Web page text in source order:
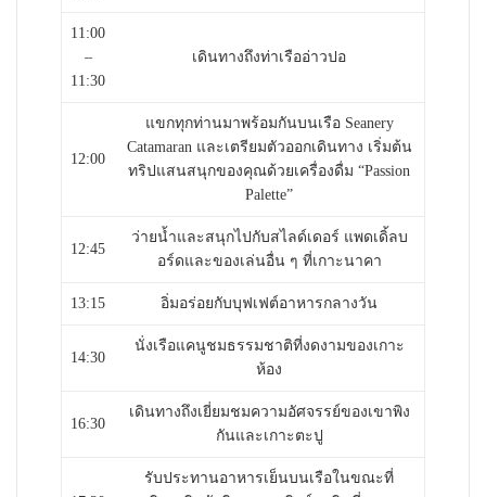
11:00
–
11:30
เดินทางถึงท่าเรืออ่าวปอ
12:00
แขกทุกท่านมาพร้อมกันบนเรือ Seanery
Catamaran และเตรียมตัวออกเดินทาง เริ่มต้น
ทริปแสนสนุกของคุณด้วยเครื่องดื่ม “Passion
Palette”
12:45
ว่ายน้ำและสนุกไปกับสไลด์เดอร์ แพดเดิ้ลบ
อร์ดและของเล่นอื่น ๆ ที่เกาะนาคา
13:15 อิ่มอร่อยกับบุฟเฟต์อาหารกลางวัน
14:30
นั่งเรือแคนูชมธรรมชาติที่งดงามของเกาะ
ห้อง
16:30
เดินทางถึงเยี่ยมชมความอัศจรรย์ของเขาพิง
กันและเกาะตะปู
รับประทานอาหารเย็นบนเรือในขณะที่